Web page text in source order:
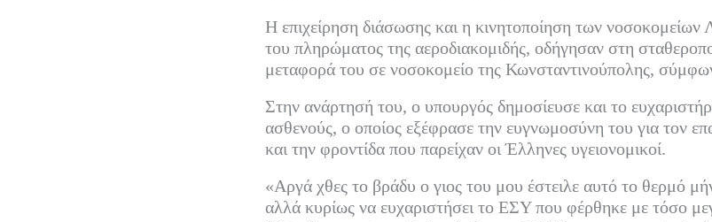
I
n
σ
τ
ε
ί
τ
ε
Η επιχείρηση διάσωσης και η κινητοποίηση των
του πληρώματος της αεροδιακομιδής, οδήγησαν στη
μεταφορά του σε νοσοκομείο της Κωνσταντινούπολης,
Στην ανάρτησή του, ο υπουργός δημοσίευσε και το
ασθενούς, ο οποίος εξέφρασε την ευγνωμοσύνη του για τον
και την φροντίδα που παρείχαν οι Έλληνες υγειονομικοί.
«Αργά χθες το βράδυ ο γιος του μου έστειλε αυτό το θερμό
αλλά κυρίως να ευχαριστήσει το ΕΣΥ που φέρθηκε με τόσο